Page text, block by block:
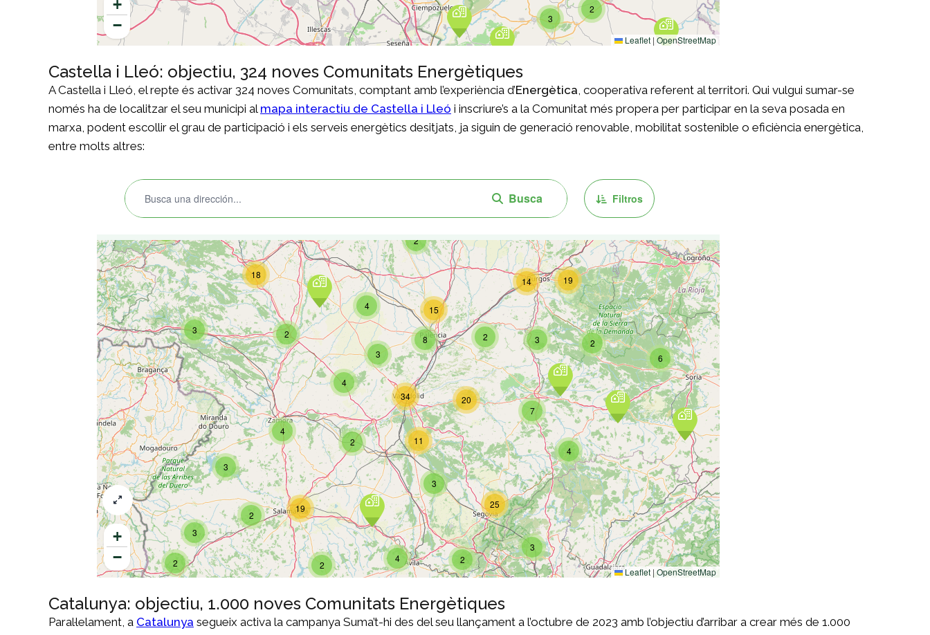
Castella i Lleó: objectiu, 324 noves Comunitats Energètiques
A Castella i Lleó, el repte és activar 324 noves Comunitats, comptant amb l’experiència d’Energètica , cooperativa referent al territori. Qui vulgui sumar-se
només ha de localitzar el seu municipi al mapa interactiu de Castella i Lleó i inscriure’s a la Comunitat més propera per participar en la seva posada en
marxa, podent escollir el grau de participació i els serveis energètics desitjats, ja siguin de generació renovable, mobilitat sostenible o eficiència energètica,
entre molts altres:
Catalunya: objectiu, 1.000 noves Comunitats Energètiques
Paral·lelament, a Catalunya segueix activa la campanya Suma’t-hi des del seu llançament a l’octubre de 2023 amb l’objectiu d’arribar a crear més de 1.000